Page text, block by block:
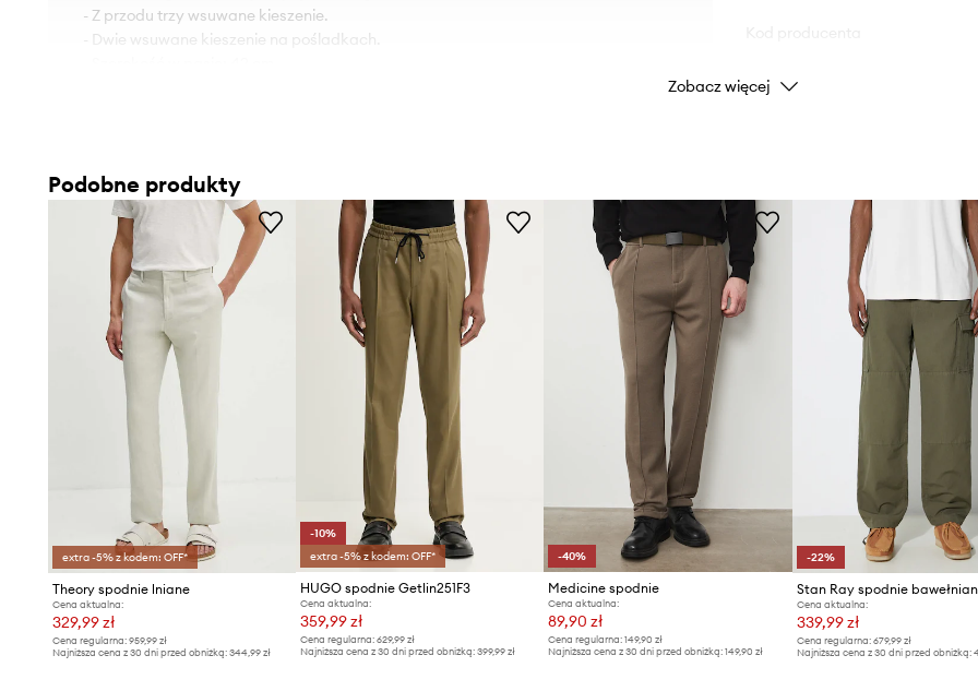
- Z przodu trzy wsuwane kieszenie.
- Dwie wsuwane kieszenie na pośladkach.
- Długość zewnętrzna nogawki: 105 cm.
- Wymiary podane dla rozmiaru: M.
Kolor
ID Produktu
Zobacz więcej
Podobne produkty
extra -5% z kodem: OFF*
Theory spodnie lniane
Cena aktualna:
329,99 zł
Cena regularna: 959,99 zł
Najniższa cena z 30 dni przed obniżką: 344,99 zł
-10%
extra -5% z kodem: OFF*
HUGO spodnie Getlin251F3
Cena aktualna:
359,99 zł
Cena regularna:629,99 zł
Najniższa cena z 30 dni przed obniżką:399,99 zł
-40%
Medicine spodnie
Cena aktualna:
89,90 zł
Cena regularna: 149,90 zł
Najniższa cena z 30 dni przed obniżką: 149,90 zł
-22%
Cena aktualna:
339,99 zł
Cena regularna: 679,99 zł
Najniższa cena z 30 dni przed obniżką: